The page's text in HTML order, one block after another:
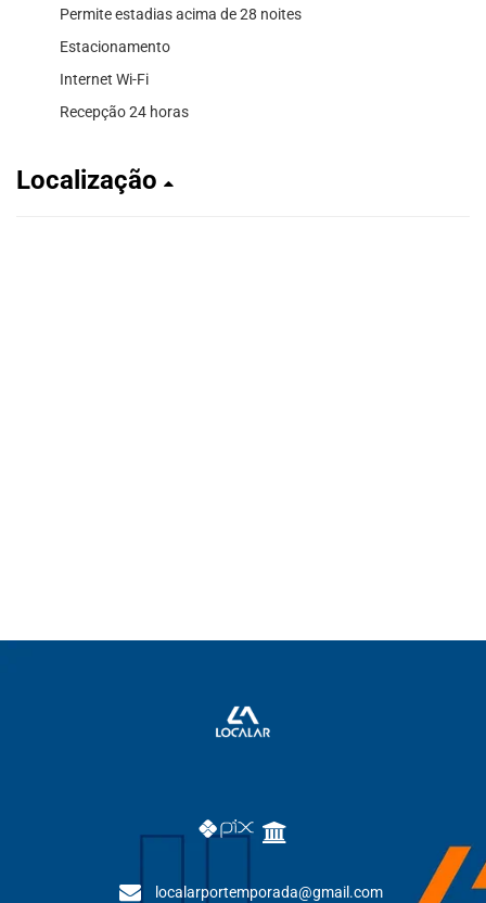
Permite estadias acima de 28 noites
Estacionamento
Internet Wi-Fi
Recepção 24 horas
Localização
localarportemporada@gmail.com